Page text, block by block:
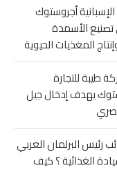
أجروستوك
الخبرة في تصنيع الأسمدة
طيبة للتجارة
يهدف إدخال جيل
البرلمان العربي
الغذائية ؟ كيف